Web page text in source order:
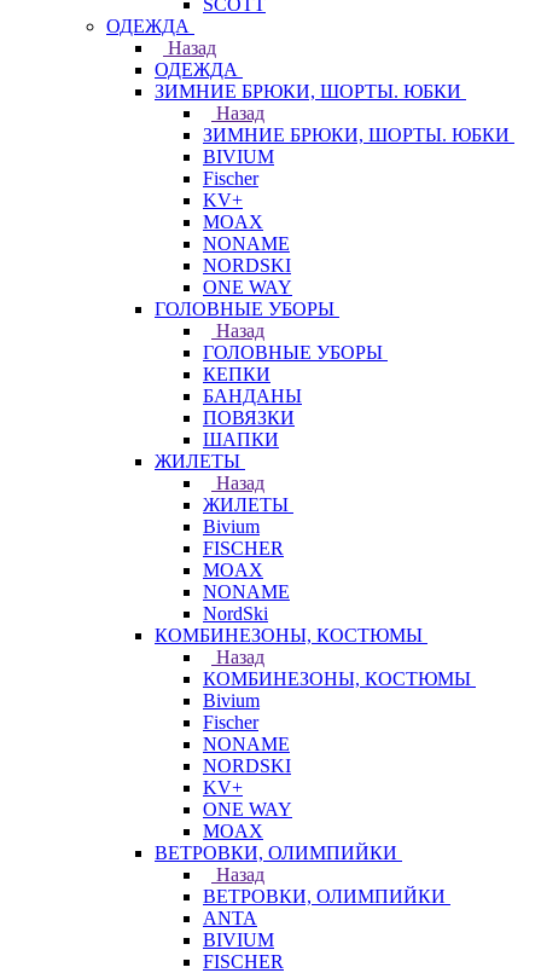
SCOTT
ОДЕЖДА
Назад
ОДЕЖДА
ЗИМНИЕ БРЮКИ, ШОРТЫ. ЮБКИ
Назад
ЗИМНИЕ БРЮКИ, ШОРТЫ. ЮБКИ
BIVIUM
Fischer
KV+
MOAX
NONAME
NORDSKI
ONE WAY
ГОЛОВНЫЕ УБОРЫ
Назад
ГОЛОВНЫЕ УБОРЫ
КЕПКИ
БАНДАНЫ
ПОВЯЗКИ
ШАПКИ
ЖИЛЕТЫ
Назад
ЖИЛЕТЫ
Bivium
FISCHER
MOAX
NONAME
NordSki
КОМБИНЕЗОНЫ, КОСТЮМЫ
Назад
КОМБИНЕЗОНЫ, КОСТЮМЫ
Bivium
Fischer
NONAME
NORDSKI
KV+
ONE WAY
MOAX
ВЕТРОВКИ, ОЛИМПИЙКИ
Назад
ВЕТРОВКИ, ОЛИМПИЙКИ
ANTA
BIVIUM
FISCHER